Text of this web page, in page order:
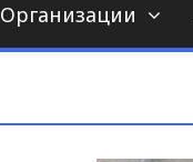
Организации